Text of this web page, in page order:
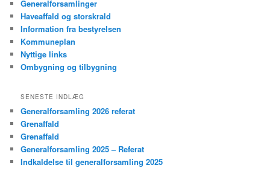
Generalforsamlinger
Haveaffald og storskrald
Information fra bestyrelsen
Kommuneplan
Nyttige links
Ombygning og tilbygning
SENESTE INDLÆG
Generalforsamling 2026 referat
Grenaffald
Grenaffald
Generalforsamling 2025 – Referat
Indkaldelse til generalforsamling 2025